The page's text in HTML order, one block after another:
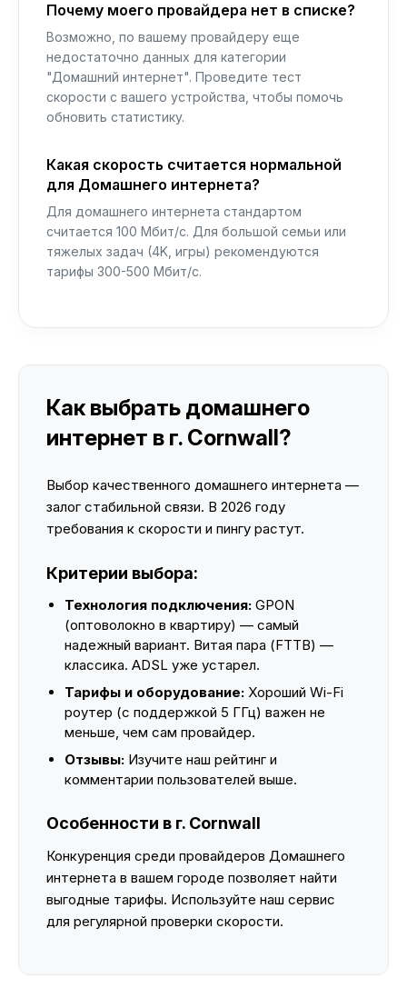
Почему моего провайдера нет в списке?
Возможно, по вашему провайдеру еще
недостаточно данных для категории
"Домашний интернет". Проведите тест
скорости с вашего устройства, чтобы помочь
обновить статистику.
Какая скорость считается нормальной
для Домашнего интернета?
Для домашнего интернета стандартом
считается 100 Мбит/с. Для большой семьи или
тяжелых задач (4K, игры) рекомендуются
тарифы 300-500 Мбит/с.
Как выбрать домашнего
интернет в г. Cornwall?
Выбор качественного домашнего интернета —
залог стабильной связи. В 2026 году
требования к скорости и пингу растут.
Критерии выбора:
Технология подключения: GPON
(оптоволокно в квартиру) — самый
надежный вариант. Витая пара (FTTB) —
классика. ADSL уже устарел.
Тарифы и оборудование: Хороший Wi-Fi
роутер (с поддержкой 5 ГГц) важен не
меньше, чем сам провайдер.
Отзывы: Изучите наш рейтинг и
комментарии пользователей выше.
Особенности в г. Cornwall
Конкуренция среди провайдеров Домашнего
интернета в вашем городе позволяет найти
выгодные тарифы. Используйте наш сервис
для регулярной проверки скорости.